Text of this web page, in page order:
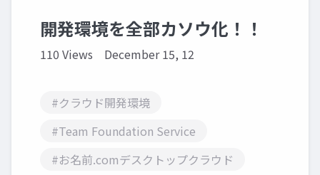
開発環境を全部カソウ化！！
110 Views December 15, 12
#クラウド開発環境
#Team Foundation Service
#お名前.comデスクトップクラウド